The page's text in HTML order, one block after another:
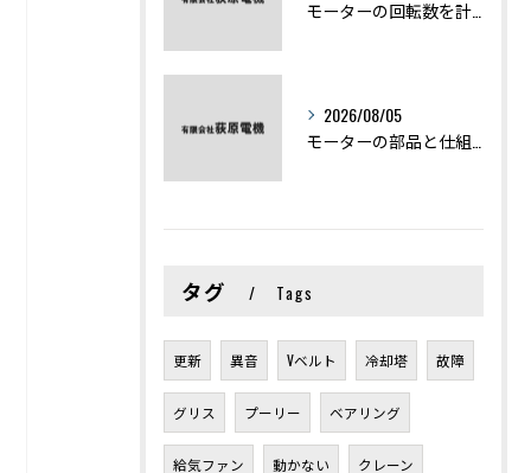
2026/08/05
タグ Tags
更新 異音 Vベルト 冷却塔 故障
グリス プーリー ベアリング
給気ファン 動かない クレーン